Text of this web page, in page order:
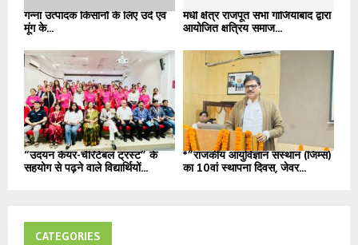
गन्ना उत्पादक किसानों के लिए उर्द एवं
मूंग के...
मधी क्षेत्र राजपूत सभा गाजियाबाद द्वारा
आयोजित क्षत्रिय समाज...
“उदयन केयर-चैरिटेबल ट्रस्ट” के
सहयोग से पढ़ने वाले विद्यार्थियों...
*”राजकीय आयुर्विज्ञान संस्थान (जिम्स)
का 10वां स्थापना दिवस, जेवर...
CATEGORIES